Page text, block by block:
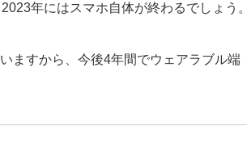
年にはスマホ自体が終わるでしょう。
ますから、今後4年間でウェアラブル端